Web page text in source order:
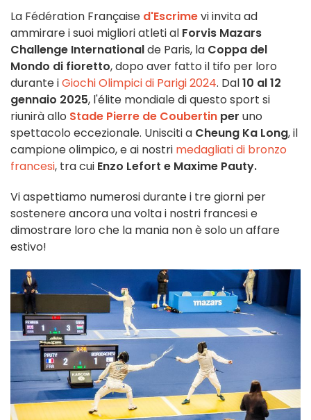
La Fédération Française d'Escrimevi invita ad
ammirare i suoi migliori atleti al Forvis Mazars
Challenge Internationalde Paris, la Coppa del
Mondo di fioretto, dopo aver fatto il tifo per loro
durante iGiochi Olimpici di Parigi 2024. Dal10 al 12
gennaio 2025, l'élite mondiale di questo sport si
riunirà allo Stade Pierre de Coubertin per uno
spettacolo eccezionale. Unisciti a Cheung Ka Long, il
campione olimpico, e ai nostri medagliati di bronzo
francesi, tra cui Enzo Lefort e Maxime Pauty.
Vi aspettiamo numerosi durante i tre giorni per
sostenere ancora una volta i nostri francesi e
dimostrare loro che la mania non è solo un affare
estivo!